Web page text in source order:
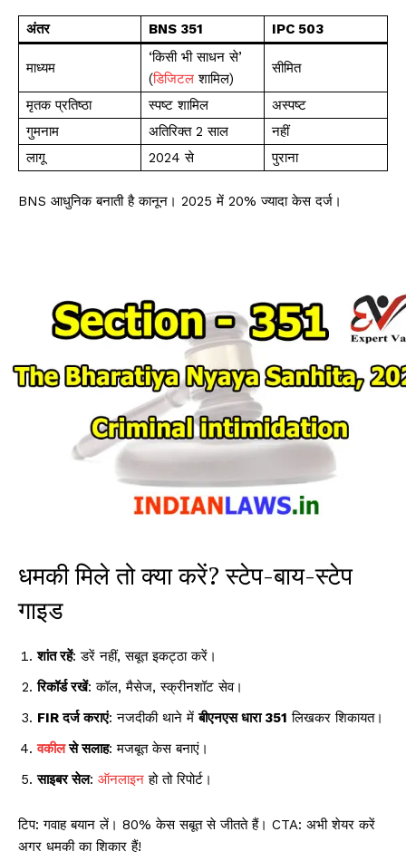
अंतर BNS 351 IPC 503
माध्यम
‘किसी भी साधन से’
(डिजिटल शामिल)
सीमित
मृतक प्रतिष्ठा स्पष्ट शामिल
अस्पष्ट
गुमनाम
अतिरिक्त 2 साल
नहीं
लागू
2024 से पुराना
BNS आधुनिक बनाती है कानून। 2025 में 20% ज्यादा केस दर्ज।
धमकी मिले तो क्या करें? स्टेप-बाय-स्टेप
गाइड
शांत रहें: डरें नहीं, सबूत इकट्ठा करें।
रिकॉर्ड रखें: कॉल, मैसेज, स्क्रीनशॉट सेव।
FIR दर्ज कराएं: नजदीकी थाने मेंबीएनएस धारा 351 लिखकर शिकायत।
वकीलसे सलाह: मजबूत केस बनाएं।
साइबर सेल: ऑनलाइन हो तो रिपोर्ट।
टिप: गवाह बयान लें। 80% केस सबूत से जीतते हैं। CTA: अभी शेयर करें
अगर धमकी का शिकार हैं!